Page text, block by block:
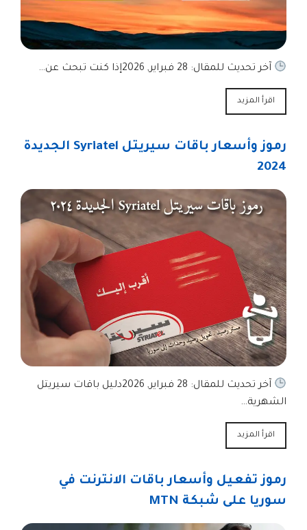
آخر تحديث للمقال: 28 فبراير, 2026إذا كنت تبحث عن…
اقرأ المزيد
رموز وأسعار باقات سيريتل Syriatel الجديدة
2024
آخر تحديث للمقال: 28 فبراير, 2026دليل باقات سيريتل
الشهرية…
اقرأ المزيد
رموز تفعيل وأسعار باقات الانترنت في
سوريا على شبكة MTN